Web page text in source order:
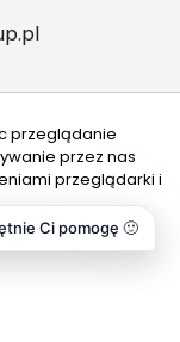
dla biur
przeglądanie
przez nas
przeglądarki i
przez nas
Ci pomogę 🙂